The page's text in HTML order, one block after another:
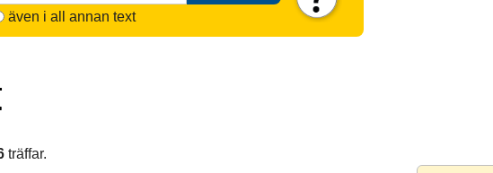
även i all annan text
träffar.